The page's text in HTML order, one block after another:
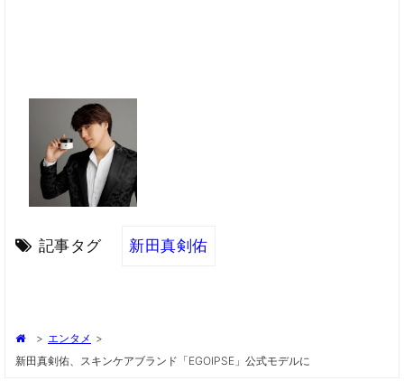
記事タグ 新田真剣佑
> エンタメ >
新田真剣佑、スキンケアブランド「EGOIPSE」公式モデルに